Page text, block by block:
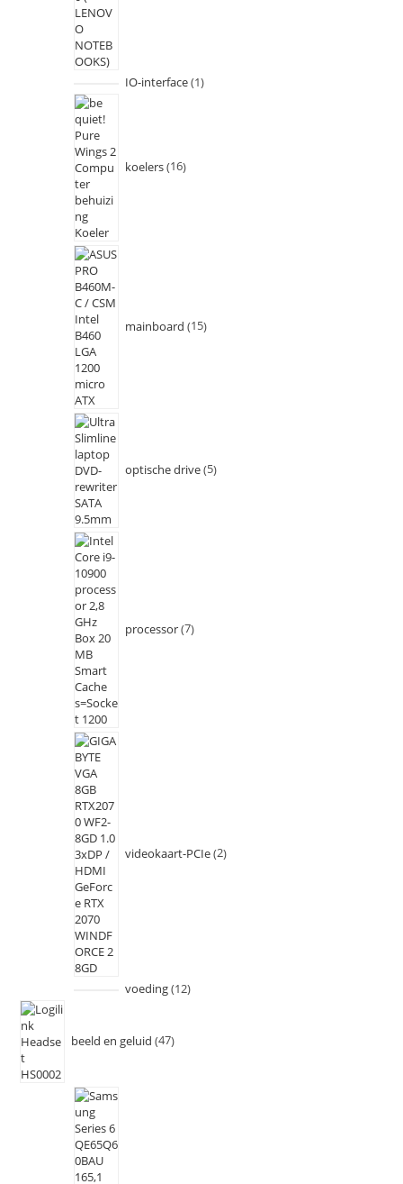
IO-interface 1
koelers 16
mainboard 15
optische drive 5
processor 7
videokaart-PCIe 2
voeding 12
beeld en geluid 47